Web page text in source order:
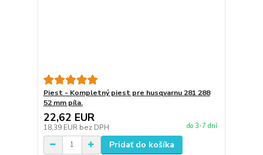
Piest - Kompletný piest pre husqvarnu 281 288
52 mm píla.
22,62 EUR
18,39 EUR bez DPH do 3-7 dní
Pridať do košíka